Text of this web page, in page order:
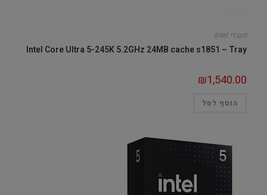
מעבדי Intel
Intel Core Ultra 5-245K 5.2GHz 24MB cache s1851 – Tray
₪1,540.00
הוסף לסל